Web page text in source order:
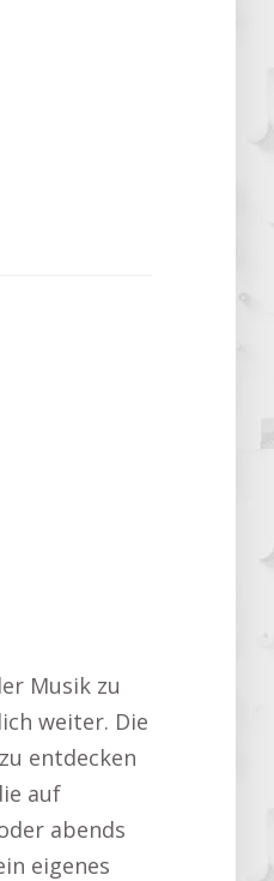
Musik zu
weiter. Die
entdecken
auf
abends
eigenes